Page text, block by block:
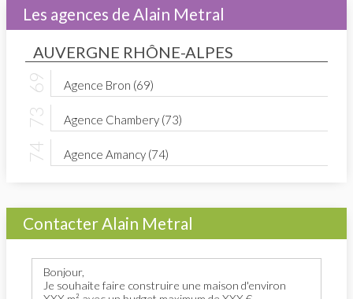
Les agences de Alain Metral
AUVERGNE RHÔNE-ALPES
Agence Bron (69)
Agence Chambery (73)
Agence Amancy (74)
Contacter Alain Metral